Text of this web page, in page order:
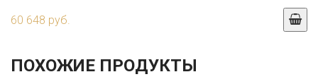
60 648 руб.
ПОХОЖИЕ ПРОДУКТЫ